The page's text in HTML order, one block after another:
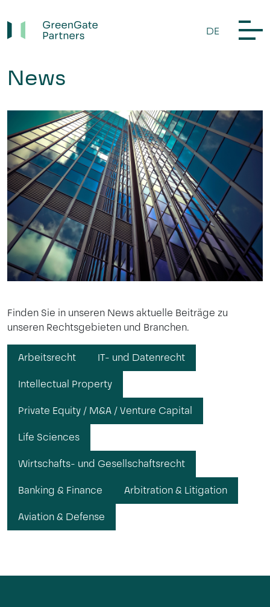
DE
News
Finden Sie in unseren News aktuelle Beiträge zu
unseren Rechtsgebieten und Branchen.
Arbeitsrecht IT- und Datenrecht
Intellectual Property
Private Equity / M&A / Venture Capital
Life Sciences
Wirtschafts- und Gesellschaftsrecht
Banking & Finance Arbitration & Litigation
Aviation & Defense